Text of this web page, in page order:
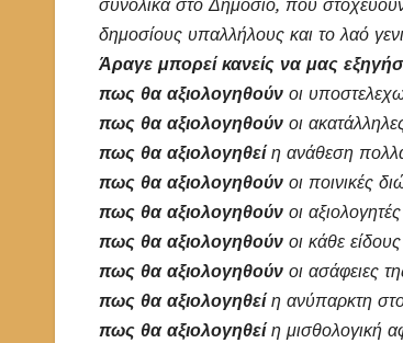
συνολικά στο Δημόσιο, που
δημοσίους υπαλλήλους και το λαό
Άραγε μπορεί κανείς να μας
πως θα αξιολογηθούν οι
πως θα αξιολογηθούν οι
πως θα αξιολογηθεί η ανάθεση
πως θα αξιολογηθούν οι ποινικές
πως θα αξιολογηθούν οι
πως θα αξιολογηθούν οι κάθε
πως θα αξιολογηθούν οι ασάφειες
πως θα αξιολογηθεί η ανύπαρκτη
πως θα αξιολογηθεί η μισθολογική